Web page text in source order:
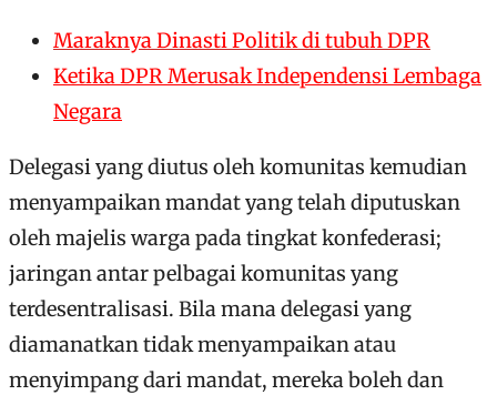
Maraknya Dinasti Politik di tubuh DPR
Ketika DPR Merusak Independensi Lembaga
Negara
Delegasi yang diutus oleh komunitas kemudian
menyampaikan mandat yang telah diputuskan
oleh majelis warga pada tingkat konfederasi;
jaringan antar pelbagai komunitas yang
terdesentralisasi. Bila mana delegasi yang
diamanatkan tidak menyampaikan atau
menyimpang dari mandat, mereka boleh dan